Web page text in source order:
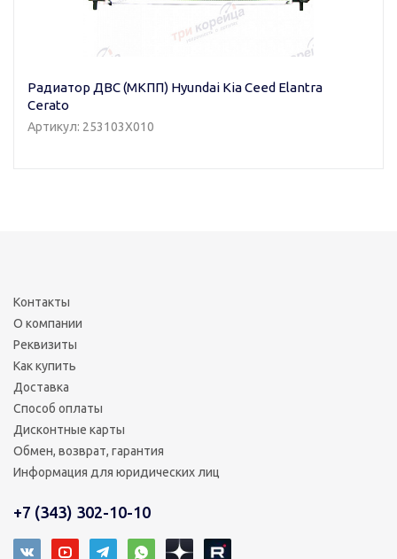
Радиатор ДВС (МКПП) Hyundai Kia Ceed Elantra
Cerato
Артикул: 253103X010
Контакты
О компании
Реквизиты
Как купить
Доставка
Способ оплаты
Дисконтные карты
Обмен, возврат, гарантия
Информация для юридических лиц
+7 (343) 302-10-10